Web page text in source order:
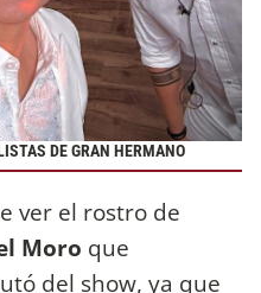
DE GRAN HERMANO
ver el rostro de
Moro que
del show, ya que